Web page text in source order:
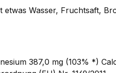
etwas Wasser, Fruchtsaft,
387,0 mg (103% *)